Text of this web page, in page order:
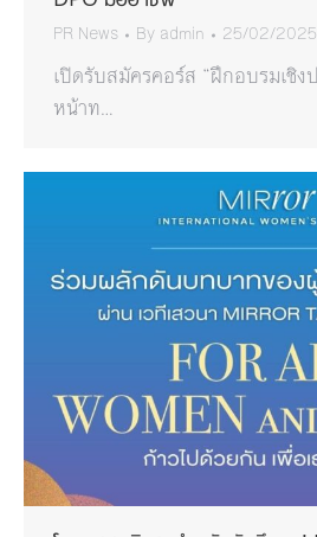
PR News By admin 25/02/2025
เปิดรับสมัครคอร์ส “ฝึกอบรมเชิง
หน้าท…